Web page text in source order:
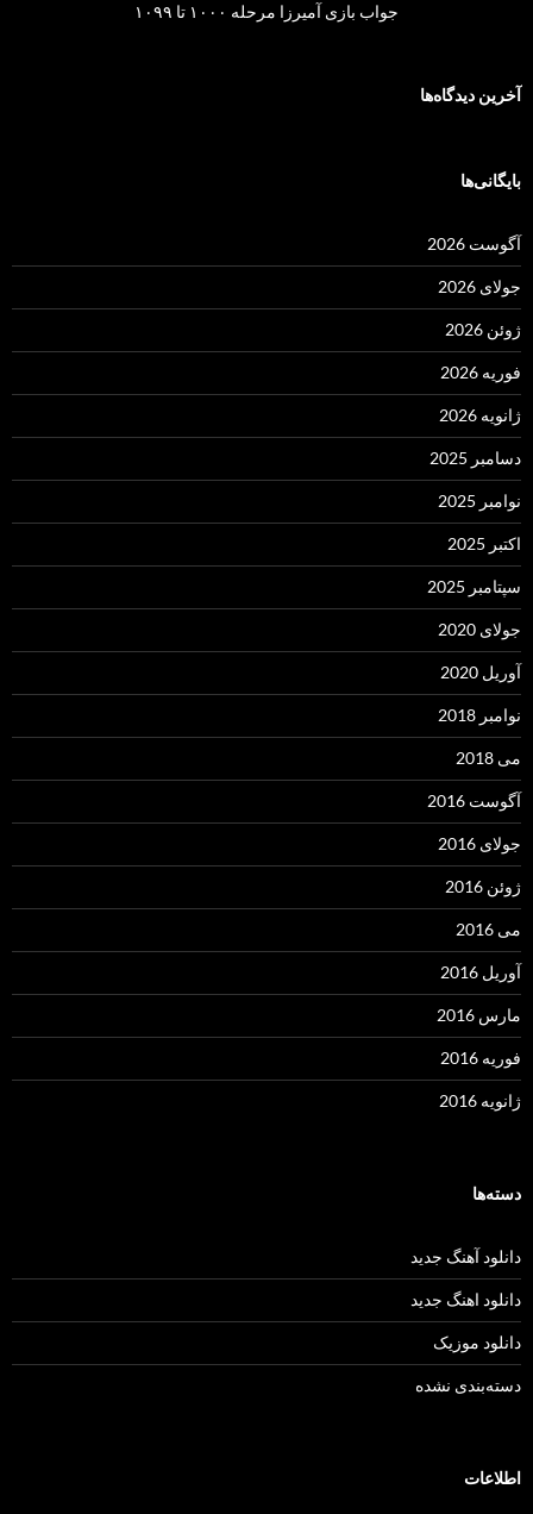
جواب بازی آمیرزا مرحله ۱۰۰۰ تا ۱۰۹۹
آخرین دیدگاه‌ها
بایگانی‌ها
آگوست 2026
جولای 2026
ژوئن 2026
فوریه 2026
ژانویه 2026
دسامبر 2025
نوامبر 2025
اکتبر 2025
سپتامبر 2025
جولای 2020
آوریل 2020
نوامبر 2018
می 2018
آگوست 2016
جولای 2016
ژوئن 2016
می 2016
آوریل 2016
مارس 2016
فوریه 2016
ژانویه 2016
دسته‌ها
دانلود آهنگ جدید
دانلود اهنگ جدید
دانلود موزیک
دسته‌بندی نشده
اطلاعات